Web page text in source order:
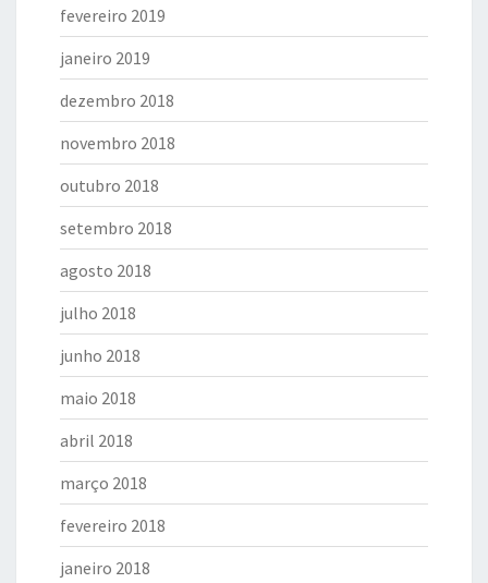
fevereiro 2019
janeiro 2019
dezembro 2018
novembro 2018
outubro 2018
setembro 2018
agosto 2018
julho 2018
junho 2018
maio 2018
abril 2018
março 2018
fevereiro 2018
janeiro 2018